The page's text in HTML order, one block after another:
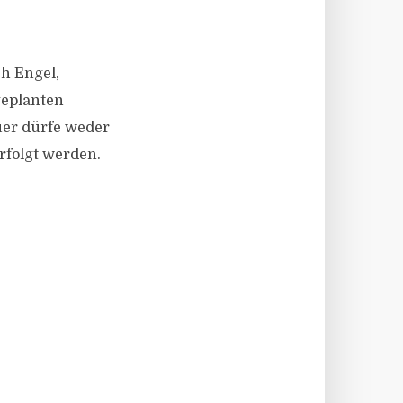
Engel,
dürfe weder
werden.